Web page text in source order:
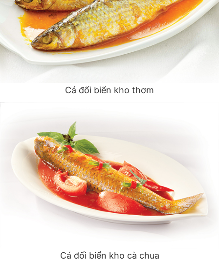
Cá đối biển kho thơm
Cá đối biển kho cà chua